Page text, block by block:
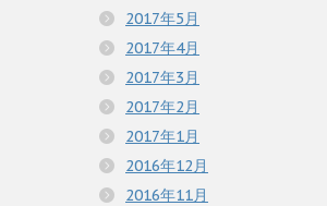
2017年5月
2017年4月
2017年3月
2017年2月
2017年1月
2016年12月
2016年11月